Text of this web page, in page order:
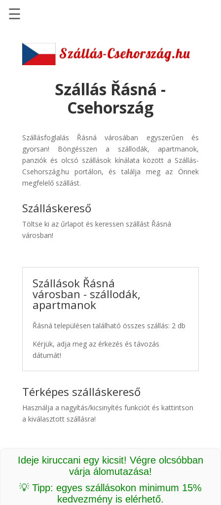
Szállások
Szállásinfo.eu
pénzvisszatérítéssel
Discover
Cars
Transzfer
Kiwi
Taxi
☰
Szállás Řásná -
Csehország
Szállásfoglalás Řásná városában egyszerűen és
gyorsan! Böngésszen a szállodák, apartmanok,
panziók és olcsó szállások kínálata között a Szállás-
Csehország.hu portálon, és találja meg az Önnek
megfelelő szállást.
Szálláskereső
Töltse ki az űrlapot és keressen szállást Řásná
városban!
Szállások Řásná
városban - szállodák,
apartmanok
Řásná településen található összes szállás: 2 db
Kérjük, adja meg az érkezés és távozás
dátumát!
Térképes szálláskereső
Használja a nagyítás/kicsinyítés funkciót és kattintson
a kiválasztott szállásra!
Ideje kiruccani egy kicsit! Végre olcsóbban
várja álomutazása!
💡 Tipp: egyes szállásokon minimum 15%
kedvezmény is elérhető.